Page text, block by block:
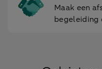
Maak een
begeleiding